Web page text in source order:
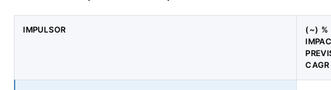
IMPULSOR
(~) %
CAGR